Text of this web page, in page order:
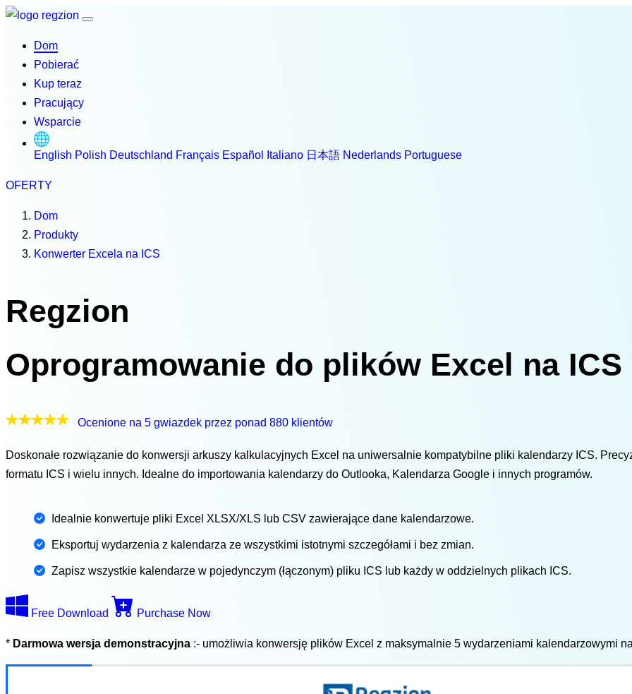
Dom
Pobierać
Kup teraz
Pracujący
Wsparcie
English Polish Deutschland Français Español Italiano 日本語 Nederlands Portuguese
OFERTY
Dom
Produkty
Konwerter Excela na ICS
Regzion
Oprogramowanie do plików Excel na ICS
Ocenione na 5 gwiazdek przez ponad 880 klientów
Doskonałe rozwiązanie do konwersji arkuszy kalkulacyjnych Excel na uniwersalnie kompatybilne pliki kalendarzy ICS.
formatu ICS i wielu innych. Idealne do importowania kalendarzy do Outlooka, Kalendarza Google i innych programów.
Idealnie konwertuje pliki Excel XLSX/XLS lub CSV zawierające dane kalendarzowe.
Eksportuj wydarzenia z kalendarza ze wszystkimi istotnymi szczegółami i bez zmian.
Zapisz wszystkie kalendarze w pojedynczym (łączonym) pliku ICS lub każdy w oddzielnych plikach ICS.
Free Download Purchase Now
* Darmowa wersja demonstracyjna :- umożliwia konwersję plików Excel z maksymalnie 5 wydarzeniami kalendarzowymi